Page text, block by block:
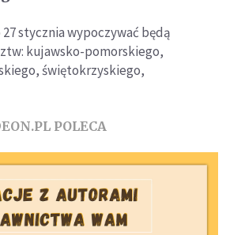
stycznia wypoczywać będą
kujawsko-pomorskiego,
świętokrzyskiego,
POLECA